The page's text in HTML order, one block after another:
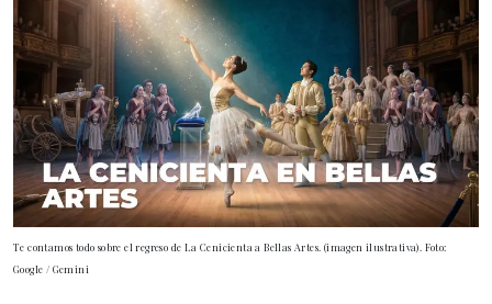
Te contamos todo sobre el regreso de La Cenicienta a Bellas Artes. (imagen ilustrativa). Foto:
Google / Gemini